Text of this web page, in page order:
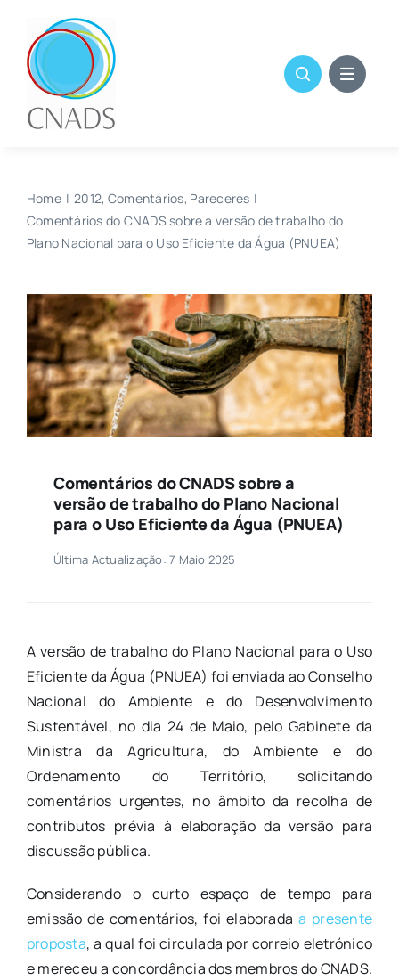
content
Home 2012 Comentários Pareceres
Comentários do CNADS sobre a versão de trabalho do
Plano Nacional para o Uso Eficiente da Água (PNUEA)
Comentários do CNADS sobre a
versão de trabalho do Plano Nacional
para o Uso Eficiente da Água (PNUEA)
Última Actualização: 7 Maio 2025
A versão de trabalho do Plano Nacional para o Uso
Eficiente da Água (PNUEA) foi enviada ao Conselho
Nacional do Ambiente e do Desenvolvimento
Sustentável, no dia 24 de Maio, pelo Gabinete da
Ministra da Agricultura, do Ambiente e do
Ordenamento do Território, solicitando
comentários urgentes, no âmbito da recolha de
contributos prévia à elaboração da versão para
discussão pública.
Considerando o curto espaço de tempo para
emissão de comentários, foi elaboradaa presente
proposta, a qual foi circulada por correio eletrónico
e mereceu a concordância dos membros do CNADS.